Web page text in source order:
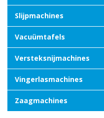
Slijpmachines
Vacuümtafels
Versteksnijmachines
Vingerlasmachines
Zaagmachines